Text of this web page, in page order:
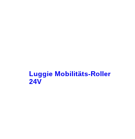
Luggie Mobilitäts-Roller
24V